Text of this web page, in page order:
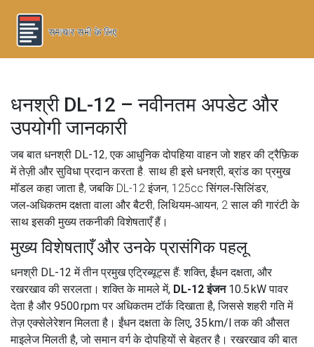
धनश्री DL-12 – नवीनतम अपडेट और
उपयोगी जानकारी
जब बातधनश्री DL-12,एक आधुनिक दोपहिया वाहन जो शहर की ट्रैफ़िक
में तेज़ी और सुविधा प्रदान करता है . साथ ही इसे धनश्री,ब्रांड का प्रमुख
मॉडलकहा जाता है, जबकि DL-12 इंजन, 125cc सिंगल‑सिलिंडर,
जल‑अधिकतम दक्षता वाला औरबैटरी,लिथियम‑आयन, 2 साल की गारंटी के
साथइसकी मुख्य तकनीकी विशेषताएँ हैं।
मुख्य विशेषताएँ और उनके प्रासंगिक पहलू
धनश्री DL-12 में तीन प्रमुख एट्रिब्यूट्स हैं: शक्ति, ईंधन दक्षता, और
रखरखाव की सरलता। शक्ति के मामले में, DL-12 इंजन10.5 kW पावर
देता है और 9500 rpm पर अधिकतम टॉर्क दिखाता है, जिससे शहरी गति में
तेज़ एक्सेलेरेशन मिलता है। ईंधन दक्षता के लिए, 35 km/l तक की औसत
माइलेज मिलती है, जो समान वर्ग के दोपहियों से बेहतर है। रखरखाव की बात